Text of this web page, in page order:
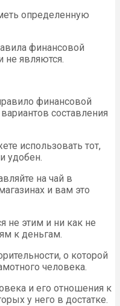
определенную
финансовой
не являются.
финансовой
составления
использовать тот,
удобен.
на чай в
и вам это
не этим и ни как не
к деньгам.
о которой
человека.
и его отношения к
у него в достатке.